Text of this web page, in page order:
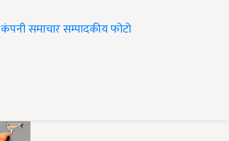
कंपनी समाचारसम्पादकीयफोटो